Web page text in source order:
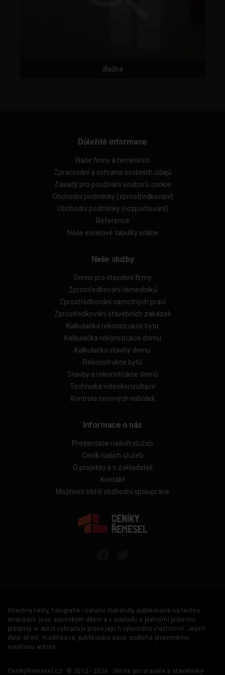
dlažba
Důležité informace
Naše firmy a řemeslníci
Zpracování a ochrana osobních údajů
Zásady pro používání souborů cookie
Obchodní podmínky (zprostředkování)
Obchodní podmínky (rozpočtování)
Reference
Naše excelové tabulky online
Naše služby
Servis pro stavební firmy
Zprostředkování řemeslníků
Zprostředkování samotných prací
Zprostředkování stavebních zakázek
Kalkulačka rekonstrukce bytu
Kalkulačka rekonstrukce domu
Kalkulačka stavby domu
Rekonstrukce bytů
Stavby a rekonstrukce domů
Technická videokonzultace
Kontrola cenových nabídek
Informace o nás
Prezentace našich služeb
Ceník našich služeb
O projektu a o zakladateli
Kontakt
Možnosti bližší obchodní spolupráce
Všechny texty, fotografie i ostatní materiály publikované na těchto
stránkách jsou autorským dílem a v souladu s platnými právními
předpisy si autor vyhrazuje právo jejich výlučného vlastnictví. Jejich
další šíření, modifikace, publikování apod. podléhá písemnému
souhlasu autora.
CenikyRemesel.cz © 2012 - 2026 Servis pro stavaře a stavebníky